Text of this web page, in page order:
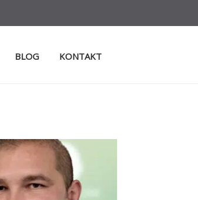
BLOG KONTAKT